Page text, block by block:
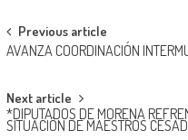
Post
navigation
Previous article
AVANZA COORDINACIÓN
Next article
*DIPUTADOS DE MORENA
SITUACIÓN DE MAESTROS